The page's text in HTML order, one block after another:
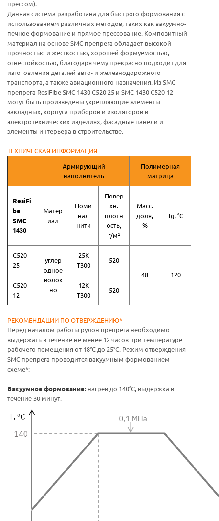
прессом).
Данная система разработана для быстрого формования с
использованием различных методов, таких как вакуумно-
печное формование и прямое прессование. Композитный
материал на основе SMC препрега обладает высокой
прочностью и жесткостью, хорошей формуемостью,
огнестойкостью, благодаря чему прекрасно подходит для
изготовления деталей авто- и железнодорожного
транспорта, а также авиационного назначения. Из SMC
препрега ResiFibe SMC 1430 С520 25 и SMC 1430 С520 12
могут быть произведены укрепляющие элементы
закладных, корпуса приборов и изоляторов в
электротехнических изделиях, фасадные панели и
элементы интерьера в строительстве.
ТЕХНИЧЕСКАЯ ИНФОРМАЦИЯ
Армирующий
наполнитель
Полимерная
матрица
ResiFi
be
SMC
1430
Матер
иал
Номи
нал
нити
Повер
хн.
плотн
ость,
г/м²
Масс.
доля,
%
Tg, °С
С520
25
углер
одное
волок
но
25К
T300
520
48
120
С520
12
12К
T300
520
РЕКОМЕНДАЦИИ ПО ОТВЕРЖДЕНИЮ*
Перед началом работы рулон препрега необходимо
выдержать в течение не менее 12 часов при температуре
рабочего помещения от 18°С до 25°С. Режим отверждения
SMC препрега проводится вакуумным формованием
схеме*:
Вакуумное формование: нагрев до 140°С, выдержка в
течение 30 минут.